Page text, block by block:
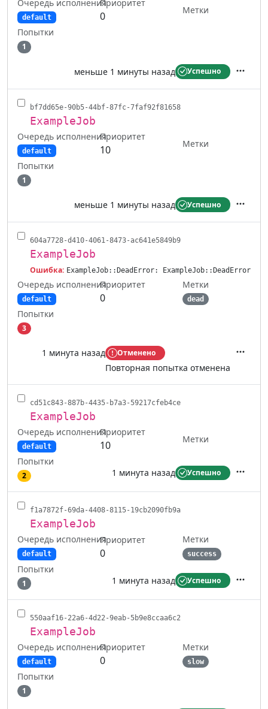
Очередь исполнения
default
Приоритет
0
Метки
Попытки
1
меньше 1 минуты назад Успешно
bf7dd65e-90b5-44bf-87fc-7faf92f81658
ExampleJob
Очередь исполнения
default
Приоритет
10
Метки
Попытки
1
меньше 1 минуты назад Успешно
604a7728-d410-4061-8473-ac641e5849b9
ExampleJob
Ошибка: ExampleJob::DeadError: ExampleJob::DeadError
Очередь исполнения
default
Приоритет
0
Метки
dead
Попытки
3
1 минута назад Отменено
Повторная попытка отменена
cd51c843-887b-4435-b7a3-59217cfeb4ce
ExampleJob
Очередь исполнения
default
Приоритет
10
Метки
Попытки
2 1 минута назад Успешно
f1a7872f-69da-4408-8115-19cb2090fb9a
ExampleJob
Очередь исполнения
default
Приоритет
0
Метки
success
Попытки
1 1 минута назад Успешно
550aaf16-22a6-4d22-9eab-5b9e8ccaa6c2
ExampleJob
Очередь исполнения
default
Приоритет
0
Метки
slow
Попытки
1